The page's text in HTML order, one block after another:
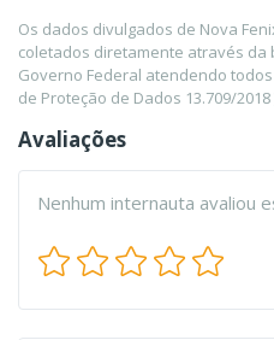
Os dados divulgados de Nova
coletados diretamente através da
Governo Federal atendendo
de Proteção de Dados 13.709/2018
Avaliações
Nenhum internauta avaliou